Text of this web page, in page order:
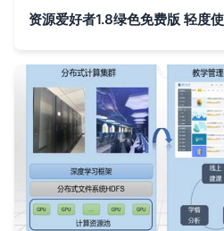
资源爱好者1.8绿色免费版 轻度